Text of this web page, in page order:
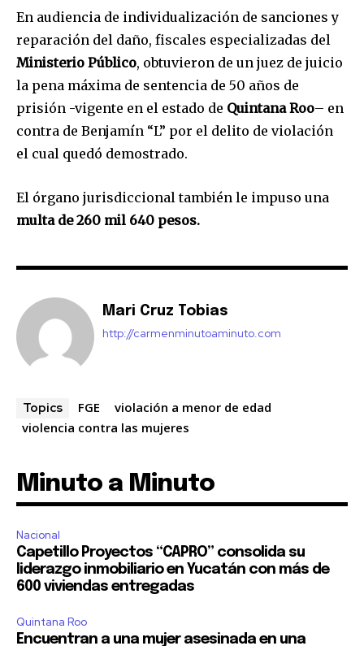
En audiencia de individualización de sanciones y
reparación del daño, fiscales especializadas del
Ministerio Público, obtuvieron de un juez de juicio
la pena máxima de sentencia de 50 años de
prisión -vigente en el estado de Quintana Roo– en
contra de Benjamín “L” por el delito de violación
el cual quedó demostrado.
El órgano jurisdiccional también le impuso una
multa de 260 mil 640 pesos.
Mari Cruz Tobias
http://carmenminutoaminuto.com
Topics FGE
violación a menor de edad
violencia contra las mujeres
Minuto a Minuto
Nacional
Capetillo Proyectos “CAPRO” consolida su
liderazgo inmobiliario en Yucatán con más de
600 viviendas entregadas
Quintana Roo
Encuentran a una mujer asesinada en una